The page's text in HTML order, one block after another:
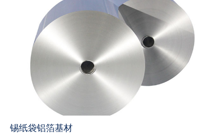
锡纸袋铝箔基材